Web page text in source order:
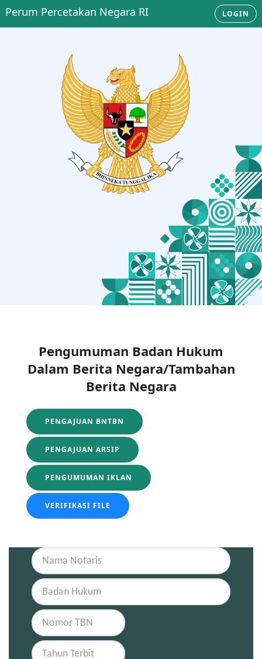
Perum Percetakan Negara RI LOGIN
Pengumuman Badan Hukum
Dalam Berita Negara/Tambahan
Berita Negara
PENGAJUAN BNTBN
PENGAJUAN ARSIP
PENGUMUMAN IKLAN
VERIFIKASI FILE